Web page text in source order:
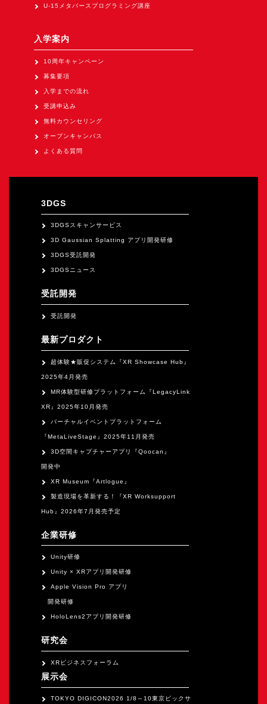
《研究会》
《展示会》
TOKYO DIGICONX2026
（1/8～10東京ビッグサイト）に出展。
オートモーティブワールド2026
Tsumiki Community Day 2026
（5/27～28 秋葉原UDX）に出展。
U-15メタバースプログラミング講座
入学案内
10周年キャンペーン
募集要項
入学までの流れ
受講申込み
無料カウンセリング
オープンキャンパス
よくある質問
3DGS
3DGSスキャンサービス
3D Gaussian Splatting アプリ開発研修
3DGS受託開発
3DGSニュース
受託開発
受託開発
最新プロダクト
超体験★販促システム『XR Showcase Hub』
2025年4月発売
MR体験型研修プラットフォーム『LegacyLink
XR』2025年10月発売
バーチャルイベントプラットフォーム
『MetaLiveStage』2025年11月発売
3D空間キャプチャーアプリ『Qoocan』
開発中
XR Museum『Artlogue』
製造現場を革新する！『XR Worksupport
Hub』2026年7月発売予定
企業研修
Unity研修
Unity × XRアプリ開発研修
Apple Vision Pro アプリ
開発研修
HoloLens2アプリ開発研修
研究会
XRビジネスフォーラム
展示会
TOKYO DIGICON2026 1/8～10東京ビックサ